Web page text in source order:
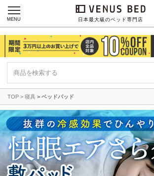
日本最大級のベッド専門店
MENU
TOP 寝具 ベッドパッド